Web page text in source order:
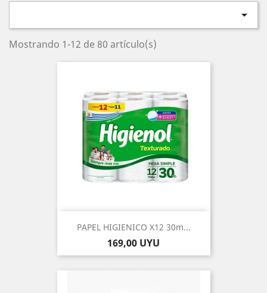

Mostrando 1-12 de 80 artículo(s)
PAPEL HIGIENICO X12 30m...
Precio
169,00 UYU